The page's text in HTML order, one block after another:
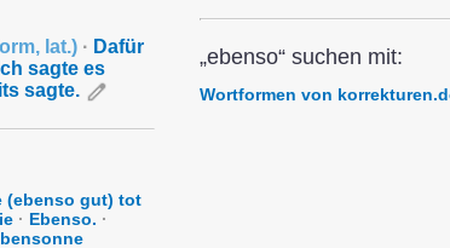
, lat.) · Dafür
Ich sagte es
sagte.
(ebenso gut) tot
· Ebenso. ·
„ebenso“ suchen mit:
Wortformen von